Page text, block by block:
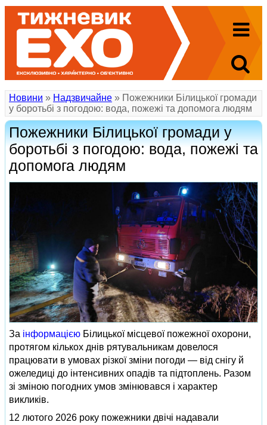
Новини » Надзвичайне » Пожежники Білицької громади
у боротьбі з погодою: вода, пожежі та допомога людям
Пожежники Білицької громади у
боротьбі з погодою: вода, пожежі та
допомога людям
За інформацією Білицької місцевої пожежної охорони,
протягом кількох днів рятувальникам довелося
працювати в умовах різкої зміни погоди — від снігу й
ожеледиці до інтенсивних опадів та підтоплень. Разом
зі зміною погодних умов змінювався і характер
викликів.
12 лютого 2026 року пожежники двічі надавали